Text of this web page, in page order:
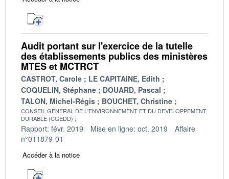
Audit portant sur l'exercice de la tutelle
des établissements publics des ministères
MTES et MCTRCT
CASTROT, Carole
LE CAPITAINE, Edith
COQUELIN, Stéphane
DOUARD, Pascal
TALON, Michel-Régis
BOUCHET, Christine
CONSEIL GENERAL DE L'ENVIRONNEMENT ET DU DEVELOPPEMENT
DURABLE (CGEDD)
Rapport: févr. 2019 Mise en ligne: oct. 2019
Affaire
n°011879-01
Accéder à la notice